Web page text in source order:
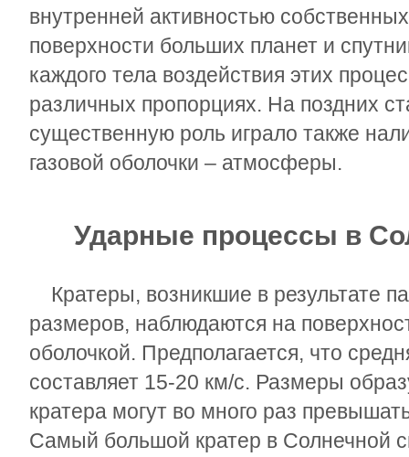
внутренней активностью
поверхности больших планет и
каждого тела воздействия этих
различных пропорциях. На поздних
существенную роль играло также
газовой оболочки – атмосферы.
Ударные процессы в
Кратеры, возникшие в результате
размеров, наблюдаются на
оболочкой. Предполагается, что
составляет 15-20 км/с. Размеры
кратера могут во много раз
Самый большой кратер в Солнечной